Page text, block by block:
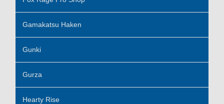
Gamakatsu Haken
Gunki
Gurza
Hearty Rise